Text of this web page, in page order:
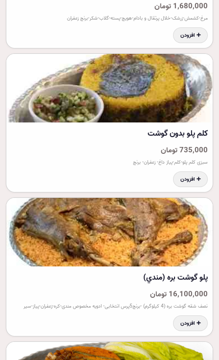
1,680,000 تومان
مرغ-کشمش-زرشک-خلال پرتقال و بادام-هویج-پسته-گلاب-شکر-برنج زعفران
➕ افزودن
کلم پلو بدون گوشت
735,000 تومان
سبزی کلم پلو-کلم-پیاز داغ- زعفران- برنج
➕ افزودن
پلو گوشت بره (مندي)
16,100,000 تومان
نصف شقه گوشت بره (4 کیلوگرم) -برنج5پرس انتخابی- ادویه مخصوص مندی-کره-زعفران-پیاز-سیر
➕ افزودن